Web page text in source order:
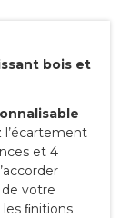
bois et
l’écartement
et 4
votre
ﬁnitions